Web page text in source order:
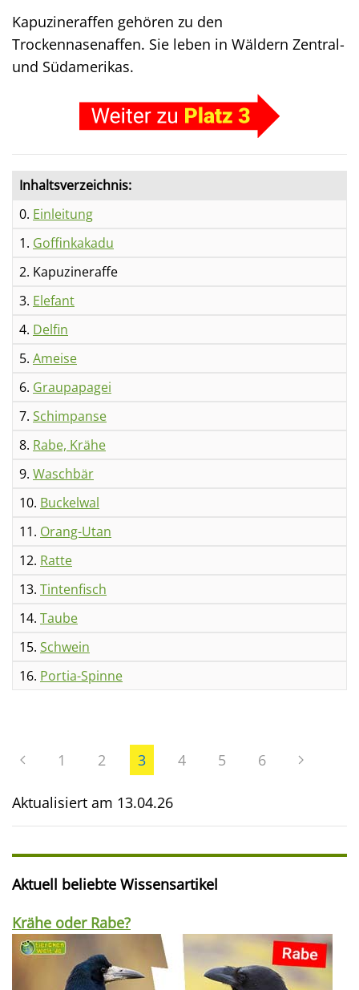
Kapuzineraffen gehören zu den
Trockennasenaffen. Sie leben in Wäldern Zentral-
und Südamerikas.
Inhaltsverzeichnis:
0. Einleitung
1. Goffinkakadu
2. Kapuzineraffe
3. Elefant
4. Delfin
5. Ameise
6. Graupapagei
7. Schimpanse
8. Rabe, Krähe
9. Waschbär
10. Buckelwal
11. Orang-Utan
12. Ratte
13. Tintenfisch
14. Taube
15. Schwein
16. Portia-Spinne
1 2 3 4 5 6
Aktualisiert am 13.04.26
Aktuell beliebte Wissensartikel
Krähe oder Rabe?